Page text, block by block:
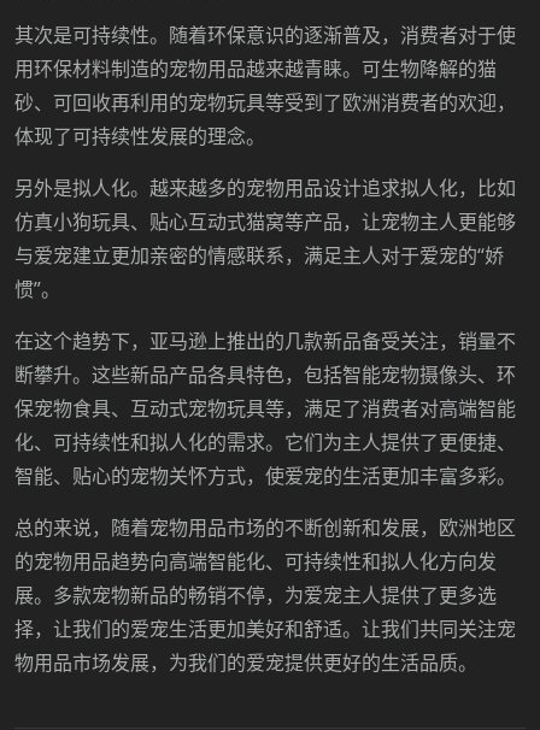
其次是可持续性。随着环保意识的逐渐普及，消费者对于使
用环保材料制造的宠物用品越来越青睐。可生物降解的猫
砂、可回收再利用的宠物玩具等受到了欧洲消费者的欢迎，
体现了可持续性发展的理念。
另外是拟人化。越来越多的宠物用品设计追求拟人化，比如
仿真小狗玩具、贴心互动式猫窝等产品，让宠物主人更能够
与爱宠建立更加亲密的情感联系，满足主人对于爱宠的“娇
惯”。
在这个趋势下，亚马逊上推出的几款新品备受关注，销量不
断攀升。这些新品产品各具特色，包括智能宠物摄像头、环
保宠物食具、互动式宠物玩具等，满足了消费者对高端智能
化、可持续性和拟人化的需求。它们为主人提供了更便捷、
智能、贴心的宠物关怀方式，使爱宠的生活更加丰富多彩。
总的来说，随着宠物用品市场的不断创新和发展，欧洲地区
的宠物用品趋势向高端智能化、可持续性和拟人化方向发
展。多款宠物新品的畅销不停，为爱宠主人提供了更多选
择，让我们的爱宠生活更加美好和舒适。让我们共同关注宠
物用品市场发展，为我们的爱宠提供更好的生活品质。